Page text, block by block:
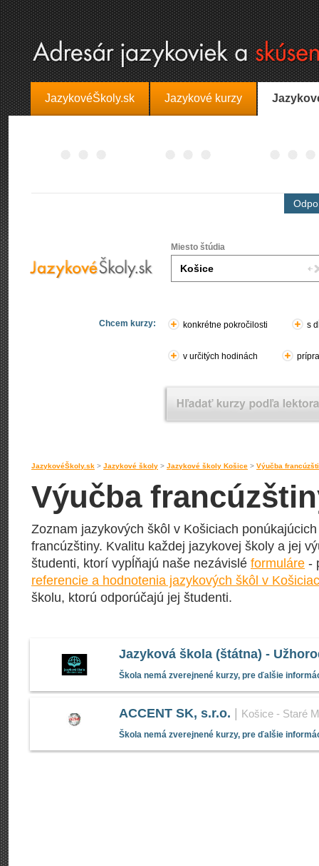
JazykovéŠkoly.sk Jazykové kurzy
Miesto štúdia
Chcem kurzy: konkrétne pokročilosti s
v určitých hodinách
JazykovéŠkoly.sk > Jazykové školy > Jazykové školy Košice > Výučba
Výučba
Zoznam jazykových škôl v Košiciach
francúzštiny. Kvalitu každej jazykovej školy a jej
študenti, ktorí vypĺňajú naše nezávislé formuláre -
referencie a hodnotenia jazykových škôl v
školu, ktorú odporúčajú jej študenti.
Jazyková škola (štátna) -
Škola nemá zverejnené kurzy, pre ďalšie
ACCENT SK, s.r.o. Košice - Staré
Škola nemá zverejnené kurzy, pre ďalšie